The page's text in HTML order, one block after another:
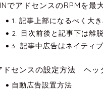
でアドセンスのRPMを最
1. 記事上部になるべく大
2. 目次前後と記事下は離
3. 記事中広告はネイティ
ドセンスの設定方法 ヘッ
自動広告設置方法